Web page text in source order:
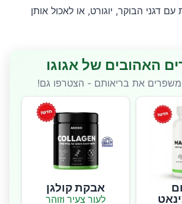
עם דגני הבוקר, יוגורט, או לאכול אותן
האהובים של אגוגו
את בריאותם - הצטרפו גם!
אבקת קולגן
לעור צעיר וזוהר